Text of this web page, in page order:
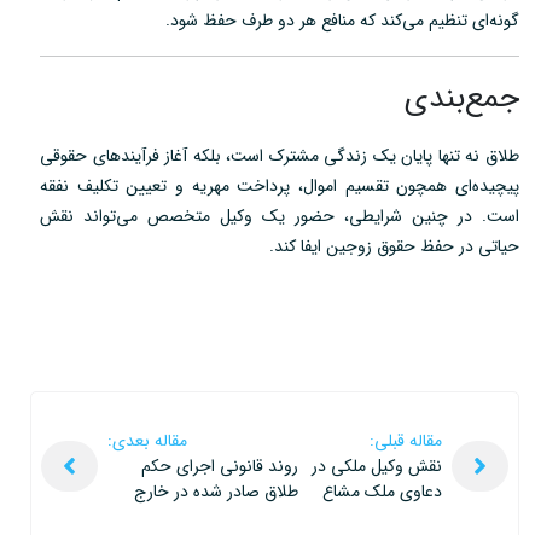
گونه‌ای تنظیم می‌کند که منافع هر دو طرف حفظ شود.
جمع‌بندی
طلاق نه تنها پایان یک زندگی مشترک است، بلکه آغاز فرآیندهای حقوقی
پیچیده‌ای همچون تقسیم اموال، پرداخت مهریه و تعیین تکلیف نفقه
است. در چنین شرایطی، حضور یک وکیل متخصص می‌تواند نقش
حیاتی در حفظ حقوق زوجین ایفا کند.
مقاله قبلی:
نقش وکیل ملکی در
دعاوی ملک مشاع
مقاله بعدی:
روند قانونی اجرای حکم
طلاق صادر شده در خارج